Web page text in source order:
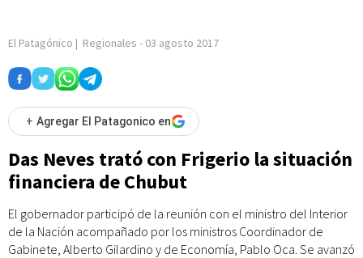
El Patagónico | Regionales - 03 agosto 2017
+ Agregar El Patagonico en
Das Neves trató con Frigerio la situación
financiera de Chubut
El gobernador participó de la reunión con el ministro del Interior
de la Nación acompañado por los ministros Coordinador de
Gabinete, Alberto Gilardino y de Economía, Pablo Oca. Se avanzó